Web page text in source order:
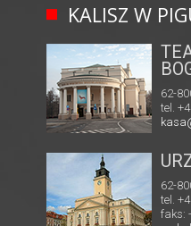
KALISZ W
62-
tel.
62-
tel.
faks: